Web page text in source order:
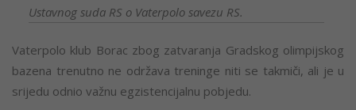
Ustavnog suda RS o Vaterpolo savezu RS.
Vaterpolo klub Borac zbog zatvaranja Gradskog olimpijskog
bazena trenutno ne održava treninge niti se takmiči, ali je u
srijedu odnio važnu egzistencijalnu pobjedu.